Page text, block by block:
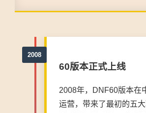
60版本正式上线
2008年，DNF60版本在
运营，带来了最初的五